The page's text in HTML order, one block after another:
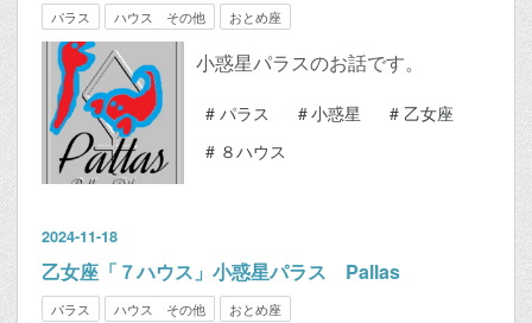
パラス ハウス その他 おとめ座
小惑星パラスのお話です。
# パラス #小惑星 # 乙女座
# ８ハウス
2024-11-18
乙女座「７ハウス」小惑星パラス Pallas
パラス ハウス その他 おとめ座